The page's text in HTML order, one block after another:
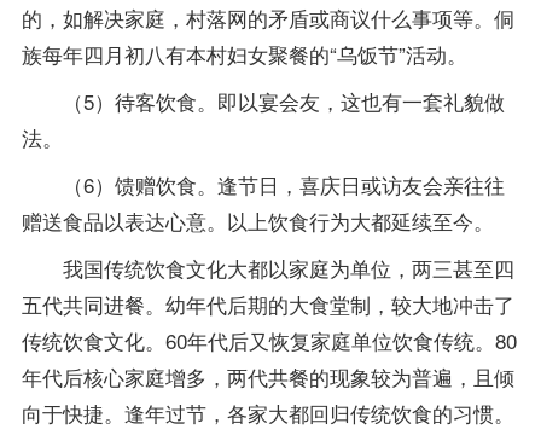
的，如解决家庭，村落网的矛盾或商议什么事项等。侗
族每年四月初八有本村妇女聚餐的“乌饭节”活动。
（5）待客饮食。即以宴会友，这也有一套礼貌做
法。
（6）馈赠饮食。逢节日，喜庆日或访友会亲往往
赠送食品以表达心意。以上饮食行为大都延续至今。
我国传统饮食文化大都以家庭为单位，两三甚至四
五代共同进餐。幼年代后期的大食堂制，较大地冲击了
传统饮食文化。60年代后又恢复家庭单位饮食传统。80
年代后核心家庭增多，两代共餐的现象较为普遍，且倾
向于快捷。逢年过节，各家大都回归传统饮食的习惯。